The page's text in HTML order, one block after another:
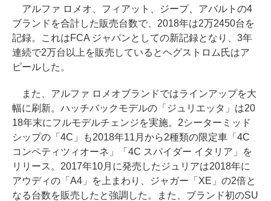
アルファ ロメオ、フィアット、ジープ、アバルトの4
ブランドを合計した販売台数で、2018年は2万2450台を
記録。これはFCA ジャパンとしての新記録となり、3年
連続で2万台以上を販売しているとヘグストロム氏はア
ピールした。
また、アルファ ロメオブランドではラインアップを大
幅に刷新。ハッチバックモデルの「ジュリエッタ」は20
18年末にフルモデルチェンジを実施。2シーターミッド
シップの「4C」も2018年11月から2種類の限定車「4C
コンペティツィオーネ」「4C スパイダー イタリア」を
リリース。2017年10月に発売したジュリアは2018年に
アウディの「A4」を上まわり、ジャガー「XE」の2倍と
なる台数を販売したと強調した。また、ブランド初のSU